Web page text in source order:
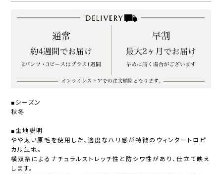
■シーズン
秋冬
■生地説明
やや太い原毛を使用した、適度なハリ感が特徴のウィンタートロピ
カル生地。
横双糸によるナチュラルストレッチ性と防シワ性があり、仕立て映え
します。